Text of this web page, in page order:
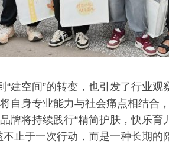
“建空间”的转变，也引发了行业
自身专业能力与社会痛点相结合
牌将持续践行“精简护肤，快乐
不止于一次行动，而是一种长期的